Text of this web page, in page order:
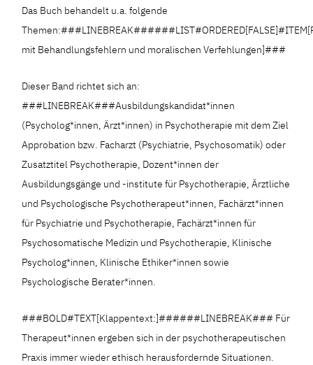
Das Buch behandelt u.a. folgende
mit Behandlungsfehlern und moralischen Verfehlungen]###
Dieser Band richtet sich an:
###LINEBREAK###Ausbildungskandidat*innen
(Psycholog*innen, Ärzt*innen) in Psychotherapie mit dem Ziel
Approbation bzw. Facharzt (Psychiatrie, Psychosomatik) oder
Zusatztitel Psychotherapie, Dozent*innen der
Ausbildungsgänge und -institute für Psychotherapie, Ärztliche
und Psychologische Psychotherapeut*innen, Fachärzt*innen
für Psychiatrie und Psychotherapie, Fachärzt*innen für
Psychosomatische Medizin und Psychotherapie, Klinische
Psycholog*innen, Klinische Ethiker*innen sowie
Psychologische Berater*innen.
###BOLD#TEXT[Klappentext:]######LINEBREAK### Für
Therapeut*innen ergeben sich in der psychotherapeutischen
Praxis immer wieder ethisch herausfordernde Situationen.